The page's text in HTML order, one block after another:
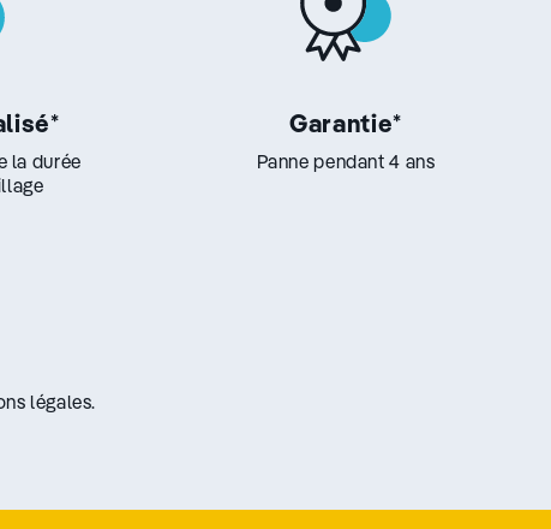
*
la durée
Garantie*
Panne pendant 4 ans
légales.